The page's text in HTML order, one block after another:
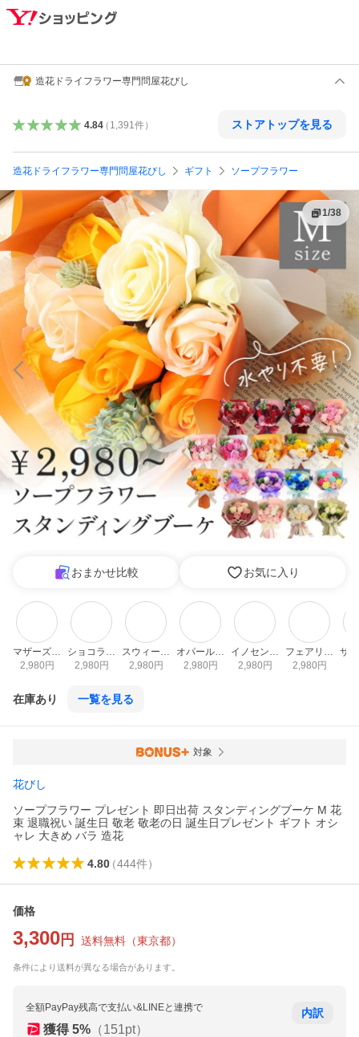
造花ドライフラワー専門問屋花びし
4.84（ 1,391件） ストアトップを見る
造花ドライフラワー専門問屋花びし ギフト ソープフラワー
1/38
おまかせ比較 お気に入り
マザーズル
ージュ_O
2,980 円
ショコラボ
ルドー_O
2,980 円
スウィート
レッド_G
2,980 円
オパールピ
ンク_OG-0
2,980 円
イノセント
モーヴ_O
2,980 円
フェアリー
ピンク_G
2,980 円
サ
在庫あり 一覧を見る
対象
花びし
ソープフラワー プレゼント 即日出荷 スタンディングブーケ M 花
束 退職祝い 誕生日 敬老 敬老の日 誕生日プレゼント ギフト オシ
ャレ 大きめ バラ 造花
4.80（444件）
価格
3,300 円 送料無料 （東京都）
条件により送料が異なる場合があります。
全額PayPay残高で支払い&LINEと連携で
獲得 5% （151pt）
内訳